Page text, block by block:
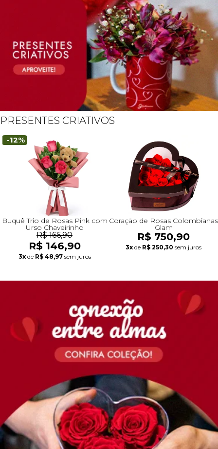
PRESENTES CRIATIVOS
-12%
Buquê Trio de Rosas Pink com
Urso Chaveirinho
R$ 166,90
R$ 146,90
3x de R$ 48,97sem juros
Coração de Rosas Colombianas
Glam
R$ 750,90
3x de R$ 250,30 sem juros